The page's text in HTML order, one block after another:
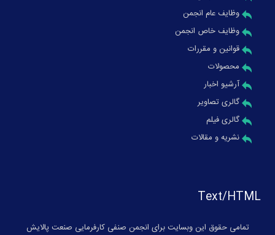
وظایف عام انجمن
وظایف خاص انجمن
قوانین و مقررات
محصولات
آرشیو اخبار
گالری تصاویر
گالری فیلم
نشریه و مقالات
Text/HTML
تمامی حقوق این وبسایت برای انجمن صنفی کارفرمایی صنعت پالایش